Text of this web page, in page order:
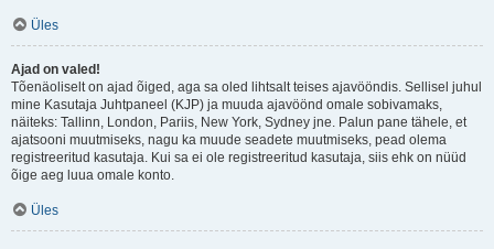
Üles
Ajad on valed!
Tõenäoliselt on ajad õiged, aga sa oled lihtsalt teises ajavööndis. Sellisel juhul
mine Kasutaja Juhtpaneel (KJP) ja muuda ajavöönd omale sobivamaks,
näiteks: Tallinn, London, Pariis, New York, Sydney jne. Palun pane tähele, et
ajatsooni muutmiseks, nagu ka muude seadete muutmiseks, pead olema
registreeritud kasutaja. Kui sa ei ole registreeritud kasutaja, siis ehk on nüüd
õige aeg luua omale konto.
Üles